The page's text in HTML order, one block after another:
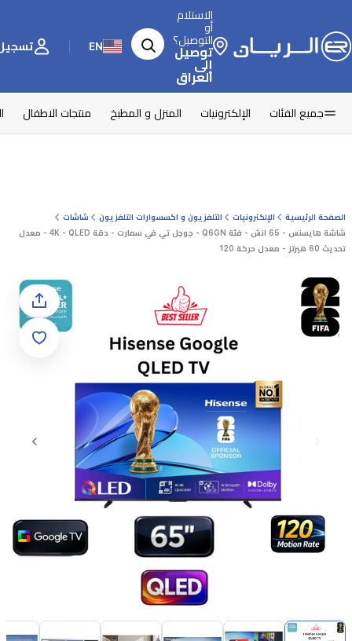
الاستلام
أو
التوصيل؟
توصيل
إلى
العراق
EN تسجيل
جميع الفئات الإلكترونيات المنزل و المطبخ منتجات الاطفال
الصفحة الرئيسية الإلكترونيات التلفزيون و اكسسوارات التلفزيون
شاشات
شاشة هايسنس - 65 انش - فئة Q6GN - جوجل تي في سمارت - دقة 4K - QLED - معدل
تحديث 60 هيرتز - معدل حركة 120
Item
1